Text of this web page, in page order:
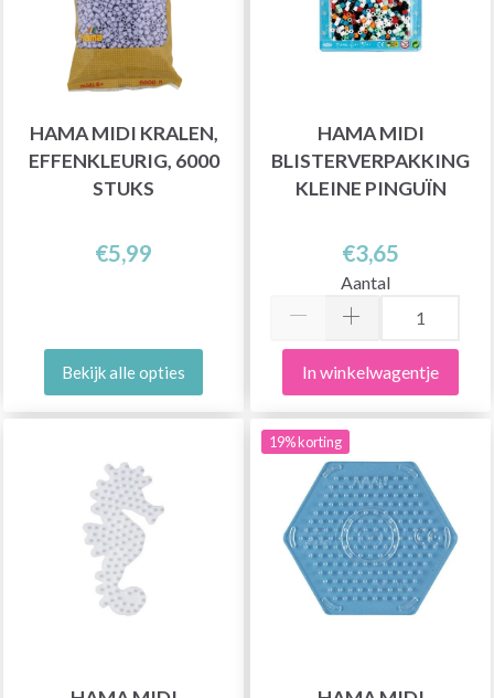
HAMA MIDI KRALEN,
EFFENKLEURIG, 6000
STUKS
€5,99
Bekijk alle opties
HAMA MIDI
BLISTERVERPAKKING
KLEINE PINGUÏN
€3,65
Aantal
In winkelwagentje
19% korting